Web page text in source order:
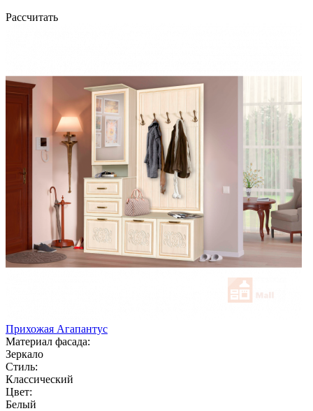
Рассчитать
Прихожая Агапантус
Материал фасада:
Зеркало
Стиль:
Классический
Цвет:
Белый